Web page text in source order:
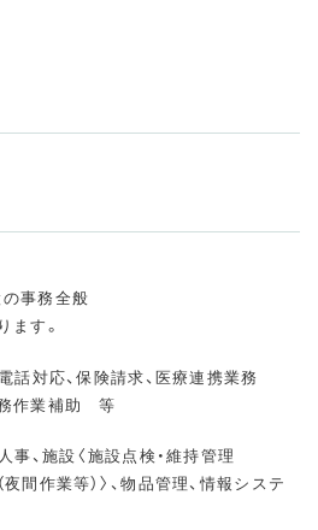
事務全般
ます。
話対応、保険請求、医療連携業務
作業補助 等
事、施設〈施設点検・維持管理
間作業等）〉、物品管理、情報システ